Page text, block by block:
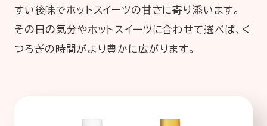
すい後味でホットスイーツの甘さに寄り添います。
その日の気分やホットスイーツに合わせて選べば、く
つろぎの時間がより豊かに広がります。